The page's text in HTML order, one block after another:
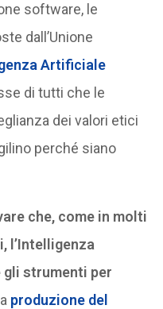
software, le
dall’Unione
Artificiale
di tutti che le
dei valori etici
perché siano
che, come in molti
l’Intelligenza
strumenti per
produzione del